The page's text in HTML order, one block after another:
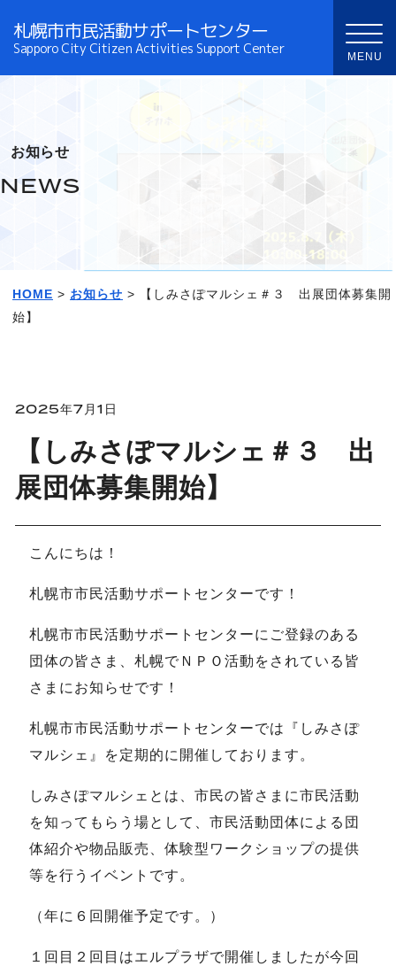
札幌市市民活動サポートセンター
Sapporo City Citizen Activities Support Center
お知らせ
NEWS
HOME > お知らせ > 【しみさぽマルシェ＃３ 出展団体募集開
始】
【しみさぽマルシェ＃３ 出
展団体募集開始】
2025年7月1日
こんにちは！
札幌市市民活動サポートセンターです！
札幌市市民活動サポートセンターにご登録のある
団体の皆さま、札幌でＮＰＯ活動をされている皆
さまにお知らせです！
札幌市市民活動サポートセンターでは『しみさぽ
マルシェ』を定期的に開催しております。
しみさぽマルシェとは、市民の皆さまに市民活動
を知ってもらう場として、市民活動団体による団
体紹介や物品販売、体験型ワークショップの提供
等を行うイベントです。
（年に６回開催予定です。）
１回目２回目はエルプラザで開催しましたが今回